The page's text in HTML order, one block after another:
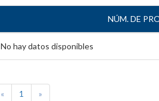
NÚM. DE
No hay datos disponibles
« 1 »